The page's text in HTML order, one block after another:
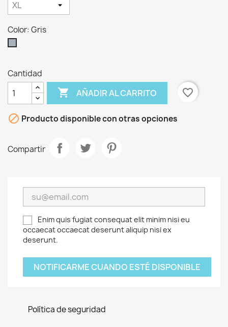
Color: Gris
Cantidad
 AÑADIR AL CARRITO favorite_border
 Producto disponible con otras opciones
Compartir
Enim quis fugiat consequat elit minim nisi eu
occaecat occaecat deserunt aliquip nisi ex
deserunt.
NOTIFICARME CUANDO ESTÉ DISPONIBLE
Política de seguridad